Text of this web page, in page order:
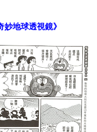
地球透視鏡》